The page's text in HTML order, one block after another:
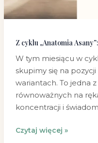
Z cyklu „Anatomia
W tym miesiącu w
skupimy się na
wariantach. To jedna
równoważnych na
koncentracji i
Czytaj więcej »